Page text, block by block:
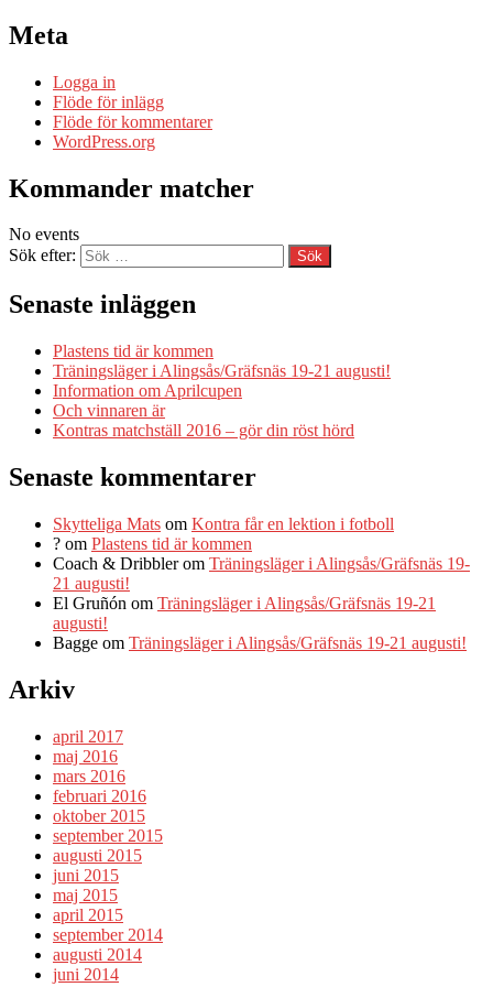
Meta
Logga in
Flöde för inlägg
Flöde för kommentarer
WordPress.org
Kommander matcher
No events
Sök efter:
Senaste inläggen
Plastens tid är kommen
Träningsläger i Alingsås/Gräfsnäs 19-21 augusti!
Information om Aprilcupen
Och vinnaren är
Kontras matchställ 2016 – gör din röst hörd
Senaste kommentarer
Skytteliga Mats om Kontra får en lektion i fotboll
? om Plastens tid är kommen
Coach & Dribblerom Träningsläger i Alingsås/Gräfsnäs 19-
21 augusti!
El Gruñón om Träningsläger i Alingsås/Gräfsnäs 19-21
augusti!
Bagge om Träningsläger i Alingsås/Gräfsnäs 19-21 augusti!
Arkiv
april 2017
maj 2016
mars 2016
februari 2016
oktober 2015
september 2015
augusti 2015
juni 2015
maj 2015
april 2015
september 2014
augusti 2014
juni 2014